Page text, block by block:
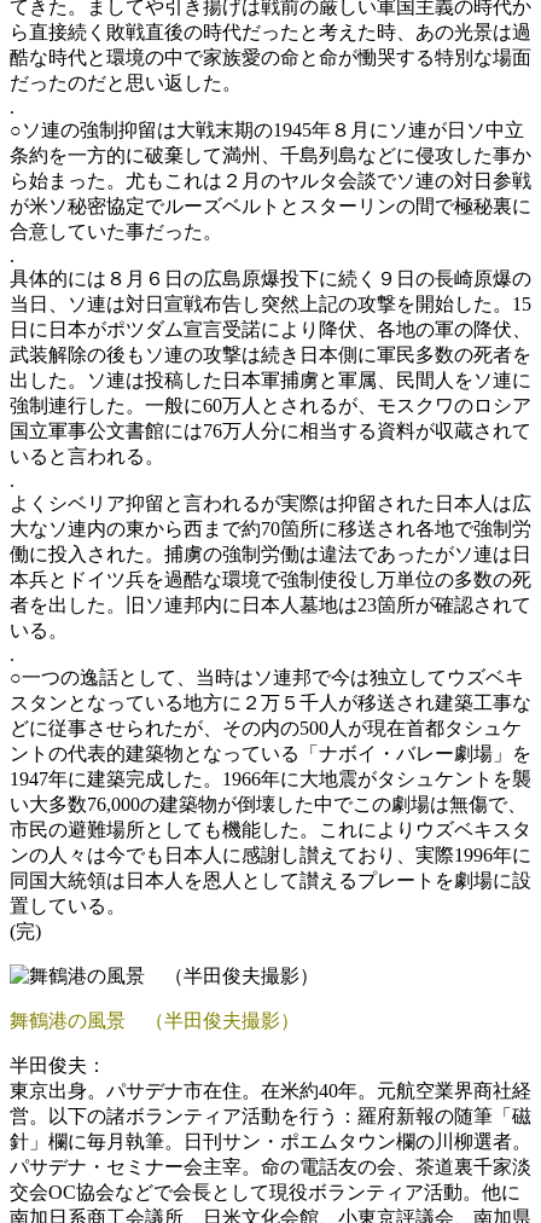
てきた。ましてや引き揚げは戦前の厳しい軍国主義の時代か
ら直接続く敗戦直後の時代だったと考えた時、あの光景は過
酷な時代と環境の中で家族愛の命と命が慟哭する特別な場面
だったのだと思い返した。
.
○ソ連の強制抑留は大戦末期の1945年８月にソ連が日ソ中立
条約を一方的に破棄して満州、千島列島などに侵攻した事か
ら始まった。尤もこれは２月のヤルタ会談でソ連の対日参戦
が米ソ秘密協定でルーズベルトとスターリンの間で極秘裏に
合意していた事だった。
.
具体的には８月６日の広島原爆投下に続く９日の長崎原爆の
当日、ソ連は対日宣戦布告し突然上記の攻撃を開始した。15
日に日本がポツダム宣言受諾により降伏、各地の軍の降伏、
武装解除の後もソ連の攻撃は続き日本側に軍民多数の死者を
出した。ソ連は投稿した日本軍捕虜と軍属、民間人をソ連に
強制連行した。一般に60万人とされるが、モスクワのロシア
国立軍事公文書館には76万人分に相当する資料が収蔵されて
いると言われる。
.
よくシベリア抑留と言われるが実際は抑留された日本人は広
大なソ連内の東から西まで約70箇所に移送され各地で強制労
働に投入された。捕虜の強制労働は違法であったがソ連は日
本兵とドイツ兵を過酷な環境で強制使役し万単位の多数の死
者を出した。旧ソ連邦内に日本人墓地は23箇所が確認されて
いる。
.
○一つの逸話として、当時はソ連邦で今は独立してウズベキ
スタンとなっている地方に２万５千人が移送され建築工事な
どに従事させられたが、その内の500人が現在首都タシュケ
ントの代表的建築物となっている「ナボイ・バレー劇場」を
1947年に建築完成した。1966年に大地震がタシュケントを襲
い大多数76,000の建築物が倒壊した中でこの劇場は無傷で、
市民の避難場所としても機能した。これによりウズベキスタ
ンの人々は今でも日本人に感謝し讃えており、実際1996年に
同国大統領は日本人を恩人として讃えるプレートを劇場に設
置している。
(完)
舞鶴港の風景 （半田俊夫撮影）
半田俊夫：
東京出身。パサデナ市在住。在米約40年。元航空業界商社経
営。以下の諸ボランティア活動を行う：羅府新報の随筆「磁
針」欄に毎月執筆。日刊サン・ポエムタウン欄の川柳選者。
パサデナ・セミナー会主宰。命の電話友の会、茶道裏千家淡
交会OC協会などで会長として現役ボランティア活動。他に
南加日系商工会議所、日米文化会館、小東京評議会、南加県